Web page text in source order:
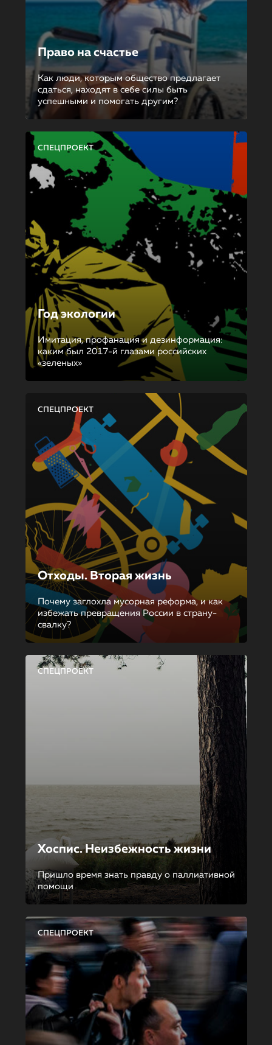
Право на счастье
Как люди, которым общество предлагает
сдаться, находят в себе силы быть
успешными и помогать другим?
СПЕЦПРОЕКТ
Год экологии
Имитация, профанация и дезинформация:
каким был 2017-й глазами российских
«зеленых»
СПЕЦПРОЕКТ
Отходы. Вторая жизнь
Почему заглохла мусорная реформа, и как
избежать превращения России в страну-
свалку?
СПЕЦПРОЕКТ
Хоспис. Неизбежность жизни
Пришло время знать правду о паллиативной
помощи
СПЕЦПРОЕКТ